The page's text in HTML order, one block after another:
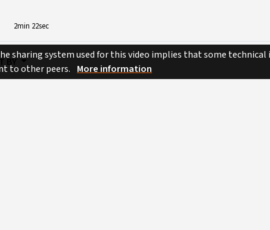
2min 22sec
BY
sharing system used for this video implies that some
to other peers. More information